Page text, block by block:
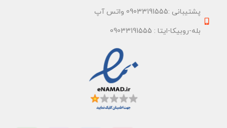
پشتیبانی :09033191555 واتس آپ
بله-روبیکا-ایتا : 09033191555